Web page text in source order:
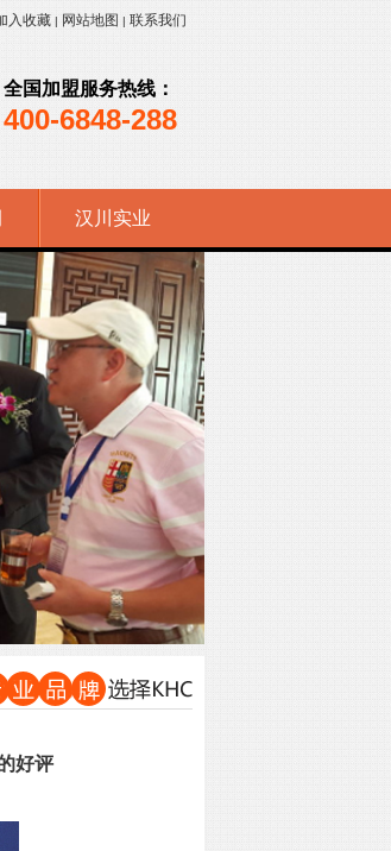
入收藏 | 网站地图 | 联系我们
全国加盟服务热线：
400-6848-288
汉川实业
好评